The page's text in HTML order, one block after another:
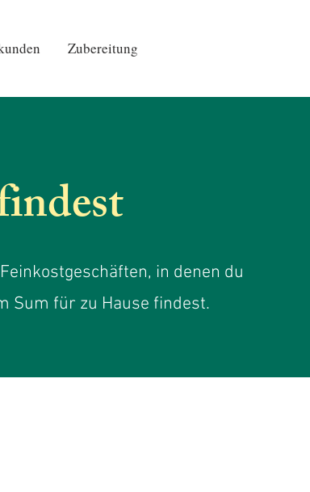
Zubereitung
in denen du
Sum für zu Hause findest.